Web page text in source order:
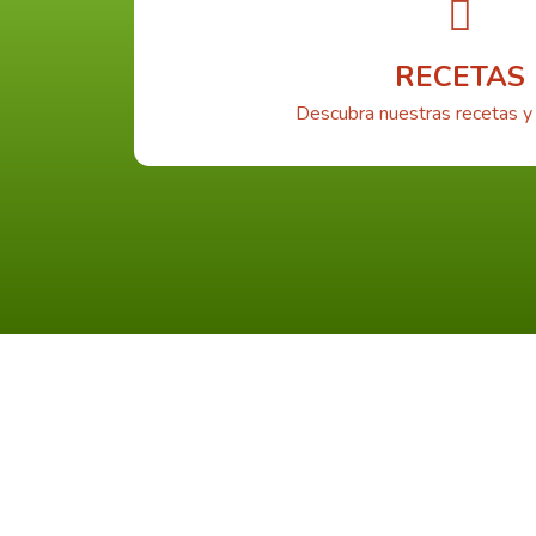
RECETAS
Descubra nuestras recetas